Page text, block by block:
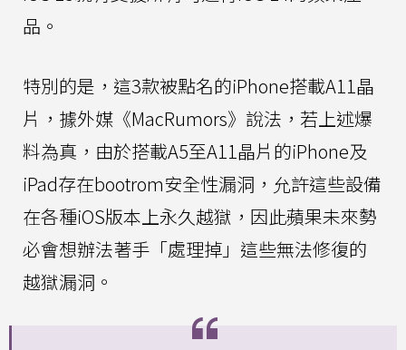
品。
特別的是，這3款被點名的iPhone搭載A11晶
片，據外媒《MacRumors》說法，若上述爆
料為真，由於搭載A5至A11晶片的iPhone及
iPad存在bootrom安全性漏洞，允許這些設備
在各種iOS版本上永久越獄，因此蘋果未來勢
必會想辦法著手「處理掉」這些無法修復的
越獄漏洞。